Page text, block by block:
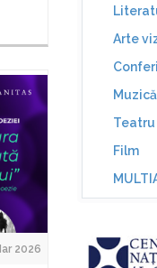
2026
Arte
Muzică
Teatru
Film